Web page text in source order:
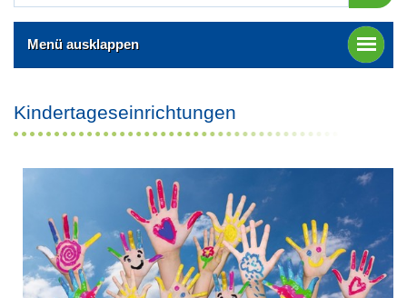
Menü ausklappen
Kindertageseinrichtungen